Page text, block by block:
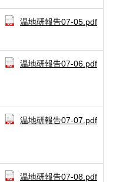
温地研報告07-05.pdf
温地研報告07-06.pdf
温地研報告07-07.pdf
温地研報告07-08.pdf